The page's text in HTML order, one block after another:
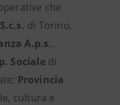
che
di Torino,
A.p.s.,
Socialedi
Provincia
cultura e